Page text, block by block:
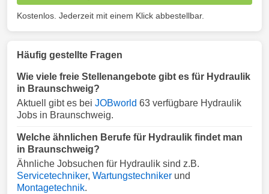
Kostenlos. Jederzeit mit einem Klick abbestellbar.
Häufig gestellte Fragen
Wie viele freie Stellenangebote gibt es für Hydraulik
in Braunschweig?
Aktuell gibt es bei JOBworld 63 verfügbare Hydraulik
Jobs in Braunschweig.
Welche ähnlichen Berufe für Hydraulik findet man
in Braunschweig?
Ähnliche Jobsuchen für Hydraulik sind z.B.
Servicetechniker, Wartungstechniker und
Montagetechnik.